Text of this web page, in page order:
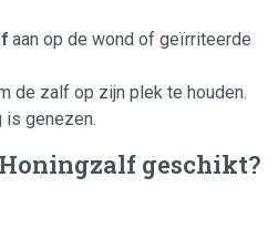
aan op de wond of geïrriteerde
de zalf op zijn plek te houden.
is genezen.
geschikt?